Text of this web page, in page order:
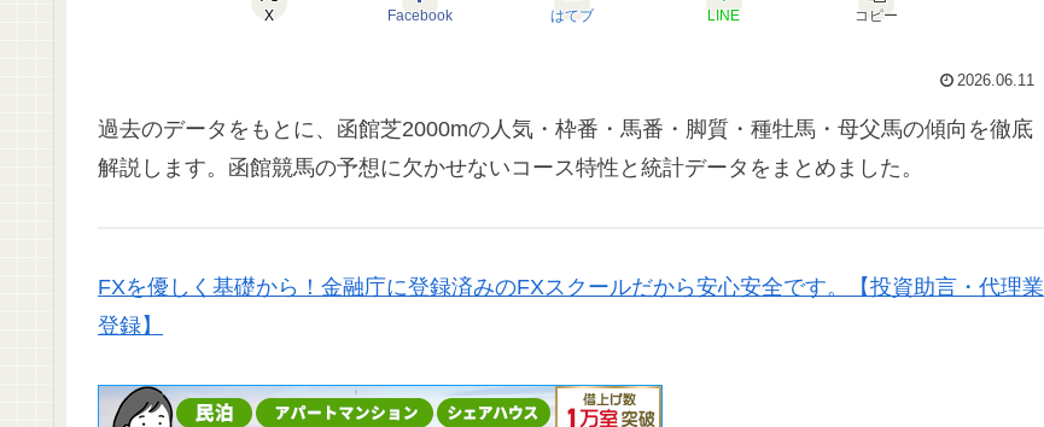
X Facebook はてブ LINE コピー
2026.06.11
過去のデータをもとに、函館芝2000mの人気・枠番・馬番・脚質・種牡馬・母父馬の傾向を徹底
解説します。函館競馬の予想に欠かせないコース特性と統計データをまとめました。
FXを優しく基礎から！金融庁に登録済みのFXスクールだから安心安全です。【投資助言・代理業
登録】